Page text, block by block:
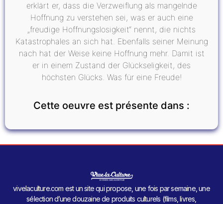
erklärt er, dass die Verzweiflung als mangelnde
Hoffnung zu verstehen sei, was er auch eine
„freudige Hoffnungslosigkeit“ nennt, die nichts
Katastrophales an sich hat. Ebenfalls seiner Meinung
nach hat der Weise keine Hoffnung mehr. Damit ist
er in einem Zustand der Glückseligkeit, des
höchsten Glücks. Was für eine Freude!
Cette oeuvre est présente dans :
vivelaculture.com est un site qui propose, une fois par semaine, une
sélection d’une douzaine de produits culturels (films, livres,